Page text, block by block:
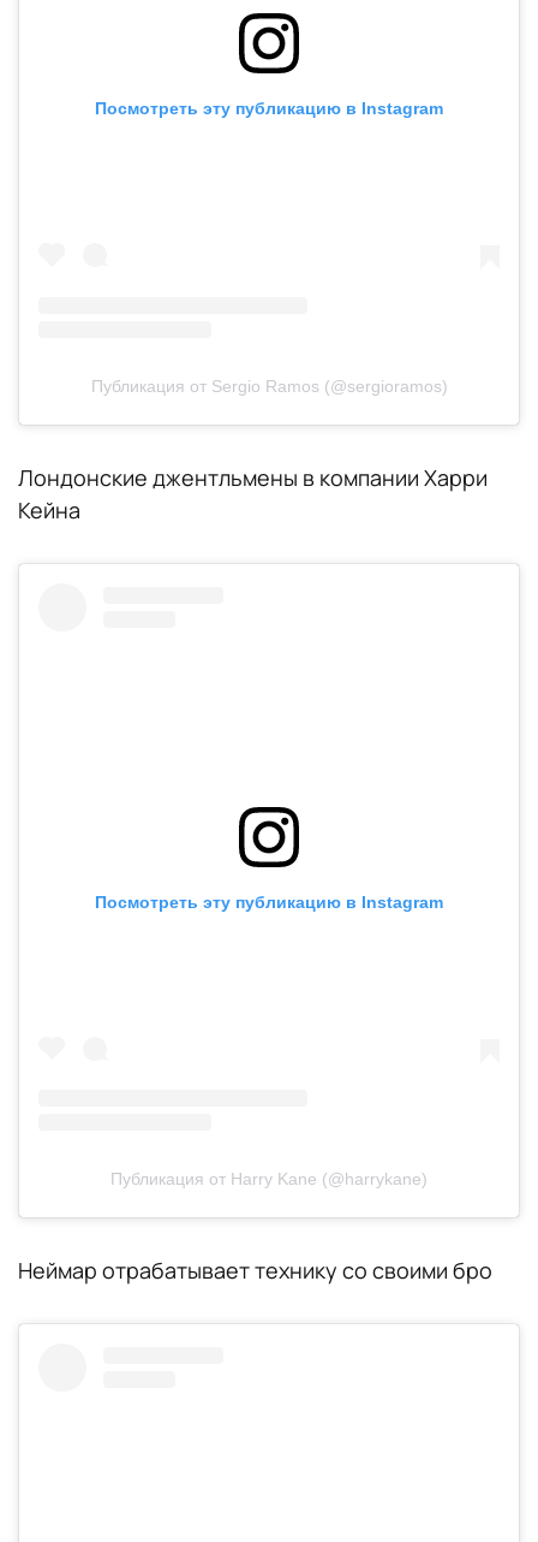
Посмотреть эту публикацию в Instagram
Публикация от Sergio Ramos (@sergioramos)
Лондонские джентльмены в компании Харри
Кейна
Посмотреть эту публикацию в Instagram
Публикация от Harry Kane (@harrykane)
Неймар отрабатывает технику со своими бро